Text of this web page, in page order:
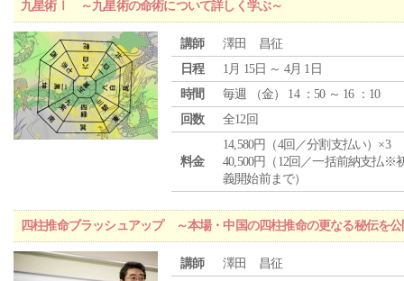
九星術Ⅰ ～九星術の命術について詳しく学ぶ～
講師
澤田 昌征
日程
1月 15日 ～ 4月 1日
時間
毎週 （金） 14 ：50 ～ 16 ：10
回数
全12回
料金
14,580円（4回／分割支払い）×3
40,500円（12回／一括前納支払※
義開始前まで）
四柱推命ブラッシュアップ ～本場・中国の四柱推命の更なる秘伝を
講師 澤田 昌征